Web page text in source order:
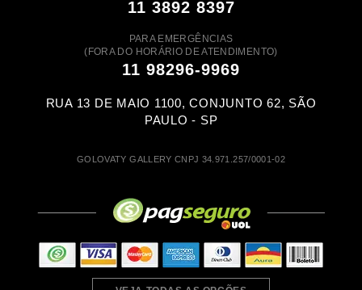
11 3892 8397
PARA EMERGÊNCIAS
(FORA DO HORÁRIO DE ATENDIMENTO)
11 98296-9969
RUA 13 DE MAIO 1100, CONJUNTO 62, SÃO
PAULO - SP
GOLOVATY GALLERY CNPJ 34.971.257/0001-02